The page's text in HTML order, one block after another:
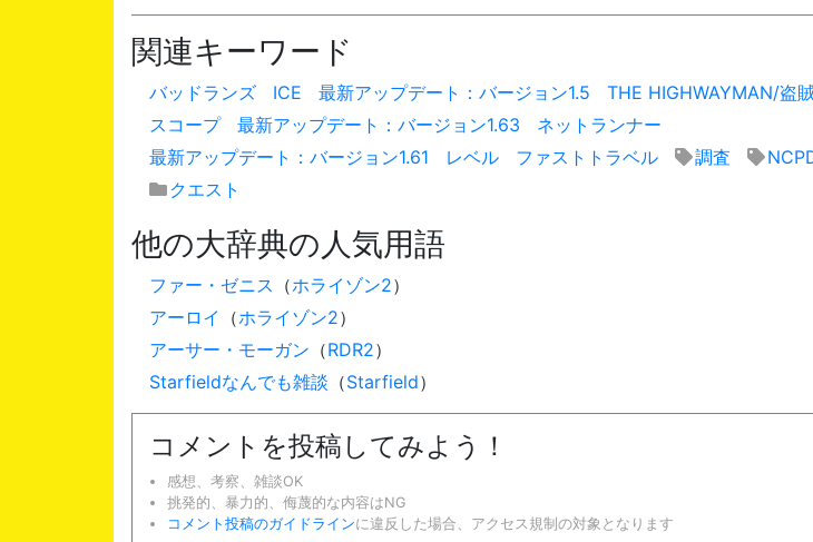
関連キーワード
バッドランズ ICE 最新アップデート：バージョン1.5
THE HIGHWAYMAN/盗
スコープ
最新アップデート：バージョン1.63
ネットランナー
最新アップデート：バージョン1.61
レベル ファストトラベル 調査
クエスト
他の大辞典の人気用語
ファー・ゼニス （ホライゾン2）
アーロイ
（ホライゾン2）
アーサー・モーガン （RDR2）
Starfieldなんでも雑談 （Starfield）
コメントを投稿してみよう！
感想、考察、雑談OK
挑発的、暴力的、侮蔑的な内容はNG
コメント投稿のガイドラインに違反した場合、アクセス規制の対象となります